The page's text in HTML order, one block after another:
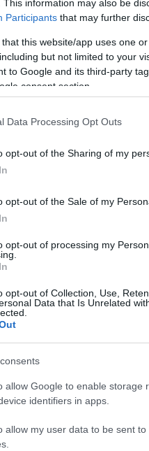
This information may also be
Participants that may further
that this website/app uses one
but not limited to your
to Google and its third-party
consent section.
Data Processing Opt Outs
opt-out of the Sharing of my
opt-out of the Sale of my
opt-out of processing my
opt-out of Collection, Use,
Data that Is Unrelated
allow Google to enable storage
identifiers in apps.
allow my user data to be sent
εκτέλεσης και
την παραλιακή,
διαδρομή που
εκτελεστής
οι δύο εκτελεστές
προσοχή των
ανάλυση ένα
του
προστατευτικό
του Γιώργου
για τους άνδρες
προς ένα περνάνε